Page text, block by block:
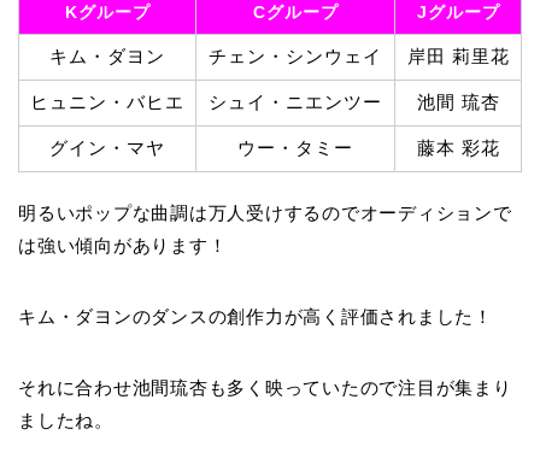
Kグループ Cグループ Jグループ
キム・ダヨン チェン・シンウェイ 岸田 莉里花
ヒュニン・バヒエ シュイ・ニエンツー 池間 琉杏
グイン・マヤ ウー・タミー 藤本 彩花
明るいポップな曲調は万人受けするのでオーディションで
は強い傾向があります！
キム・ダヨンのダンスの創作力が高く評価されました！
それに合わせ池間琉杏も多く映っていたので注目が集まり
ましたね。